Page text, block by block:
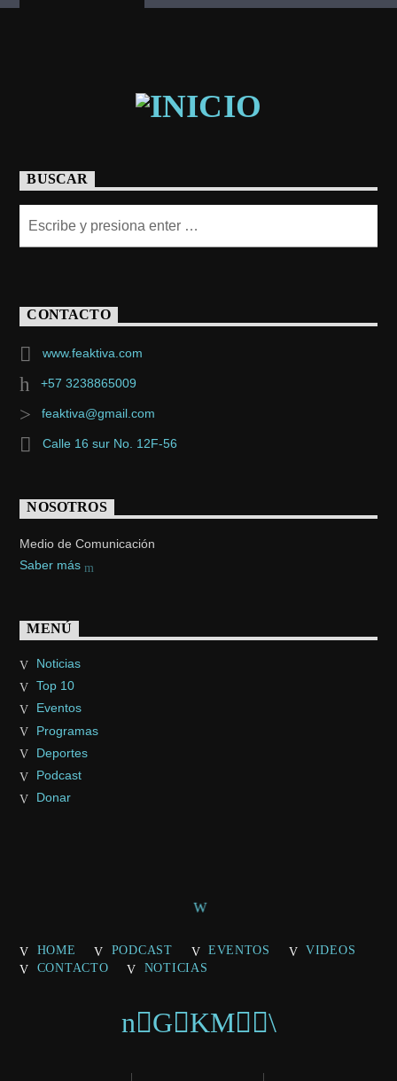
BUSCAR
CONTACTO
www.feaktiva.com
+57 3238865009
feaktiva@gmail.com
Calle 16 sur No. 12F-56
NOSOTROS
Medio de Comunicación
Saber más
MENÚ
Noticias
Top 10
Eventos
Programas
Deportes
Podcast
Donar
HOME PODCAST EVENTOS
VIDEOS
CONTACTO
NOTICIAS